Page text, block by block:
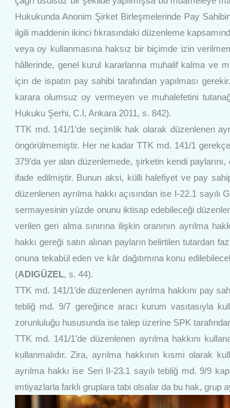
Hukukunda Anonim Şirket Birleşmelerinde Pay
ilgili maddenin ikinci fıkrasındaki düzenleme
veya oy kullanmasına haksız bir biçimde izin
hâllerinde, genel kurul kararlarına muhalif kalma ve
için de ispatın pay sahibi tarafından yapılması
karara olumsuz oy vermeyen ve muhalefetini
Hukuku Şerhi, C.I, Ankara 2011, s. 842).
TTK md. 141/1’de seçimlik hak olarak düzenlenen
öngörülmemiştir. Her ne kadar TTK md. 141/1
379’da yer alan düzenlemede, şirketin kendi
ifade edilmiştir. Bunun aksi, külli halefiyet ve pay
düzenlenen ayrılma hakkı açısından ise I-22.1 sayılı
sermayesinin yüzde onunu iktisap edebileceği
verilen geri alma sınırına ilişkin oranının ayrılma
hakkı gereği satın alınan payların belirtilen tutardan
onuna tekabül eden ve kâr dağıtımına konu
(ADIGÜZEL, s. 44).
TTK md. 141/1’de düzenlenen ayrılma hakkını pay
tebliğ md. 9/7 gereğince aracı kurum vasıtasıyla
zorunluluğu hususunda ise talep üzerine SPK
TTK md. 141/1’de düzenlenen ayrılma hakkını
kullanmalıdır. Zira, ayrılma hakkının kısmi olarak
ayrılma hakkı ise Seri II-23.1 sayılı tebliğ md. 9/9
imtiyazlarla farklı gruplara tabi olsalar da bu hak, grup